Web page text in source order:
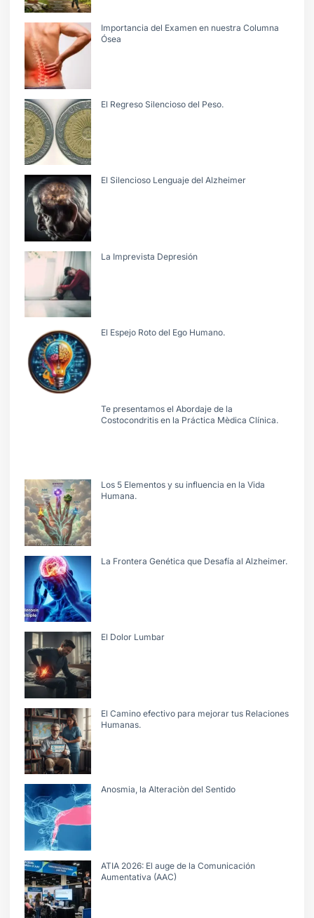
Importancia del Examen en nuestra Columna
Ósea
El Regreso Silencioso del Peso.
El Silencioso Lenguaje del Alzheimer
La Imprevista Depresión
El Espejo Roto del Ego Humano.
Te presentamos el Abordaje de la
Costocondritis en la Práctica Mèdica Clínica.
Los 5 Elementos y su influencia en la Vida
Humana.
La Frontera Genética que Desafía al Alzheimer.
El Dolor Lumbar
El Camino efectivo para mejorar tus Relaciones
Humanas.
Anosmia, la Alteraciòn del Sentido
ATIA 2026: El auge de la Comunicación
Aumentativa (AAC)